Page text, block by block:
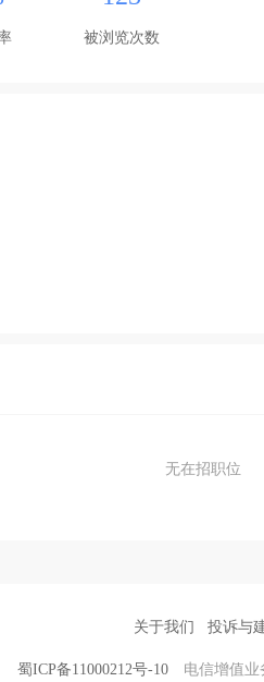
被浏览次数
无在招职位
关于我们 投诉与
蜀ICP备11000212号-10 电信增值业